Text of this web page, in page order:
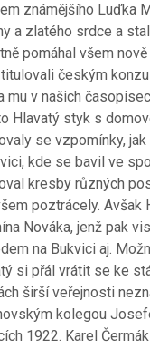
známějšího Luďka
a zlatého srdce a
pomáhal všem
českým
mu v našich
Hlavatý styk s
se vzpomínky,
kde se bavil ve
kresby různých
poztrácely. Avšak
Nováka, jenž pak
na Bukvici aj.
si přál vrátit se ke
širší veřejnosti
kolegou
1922. Karel Čermák